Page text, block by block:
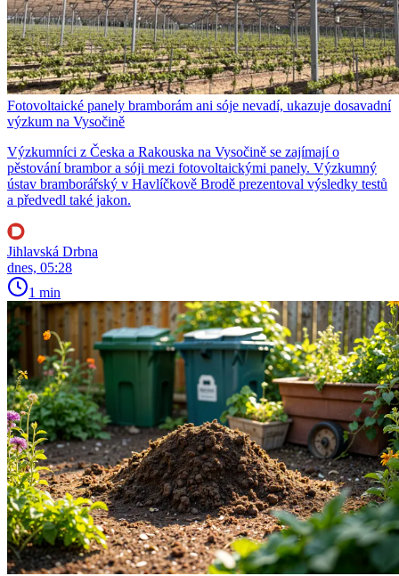
Fotovoltaické panely bramborám ani sóje nevadí, ukazuje dosavadní
výzkum na Vysočině
Výzkumníci z Česka a Rakouska na Vysočině se zajímají o
pěstování brambor a sóji mezi fotovoltaickými panely. Výzkumný
ústav bramborářský v Havlíčkově Brodě prezentoval výsledky testů
a předvedl také jakon.
Jihlavská Drbna
dnes, 05:28
1 min